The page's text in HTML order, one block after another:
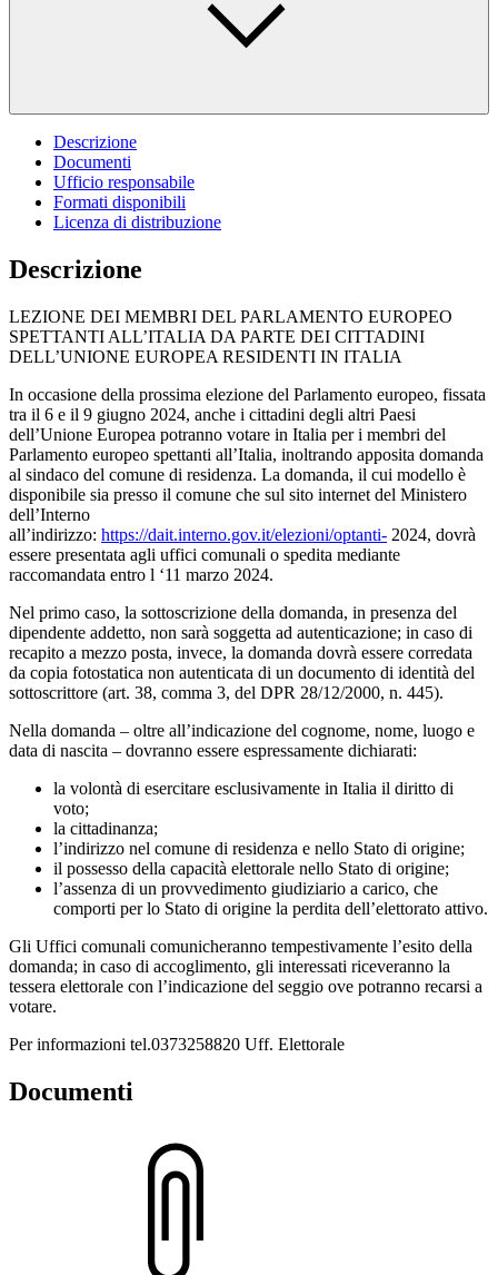
Descrizione
Documenti
Ufficio responsabile
Formati disponibili
Licenza di distribuzione
Descrizione
LEZIONE DEI MEMBRI DEL PARLAMENTO EUROPEO
SPETTANTI ALL’ITALIA DA PARTE DEI CITTADINI
DELL’UNIONE EUROPEA RESIDENTI IN ITALIA
In occasione della prossima elezione del Parlamento europeo, fissata
tra il 6 e il 9 giugno 2024, anche i cittadini degli altri Paesi
dell’Unione Europea potranno votare in Italia per i membri del
Parlamento europeo spettanti all’Italia, inoltrando apposita domanda
al sindaco del comune di residenza. La domanda, il cui modello è
disponibile sia presso il comune che sul sito internet del Ministero
dell’Interno
all’indirizzo: https://dait.interno.gov.it/elezioni/optanti- 2024, dovrà
essere presentata agli uffici comunali o spedita mediante
raccomandata entro l ‘11 marzo 2024.
Nel primo caso, la sottoscrizione della domanda, in presenza del
dipendente addetto, non sarà soggetta ad autenticazione; in caso di
recapito a mezzo posta, invece, la domanda dovrà essere corredata
da copia fotostatica non autenticata di un documento di identità del
sottoscrittore (art. 38, comma 3, del DPR 28/12/2000, n. 445).
Nella domanda – oltre all’indicazione del cognome, nome, luogo e
data di nascita – dovranno essere espressamente dichiarati:
la volontà di esercitare esclusivamente in Italia il diritto di
voto;
la cittadinanza;
l’indirizzo nel comune di residenza e nello Stato di origine;
il possesso della capacità elettorale nello Stato di origine;
l’assenza di un provvedimento giudiziario a carico, che
comporti per lo Stato di origine la perdita dell’elettorato attivo.
Gli Uffici comunali comunicheranno tempestivamente l’esito della
domanda; in caso di accoglimento, gli interessati riceveranno la
tessera elettorale con l’indicazione del seggio ove potranno recarsi a
votare.
Per informazioni tel.0373258820 Uff. Elettorale
Documenti